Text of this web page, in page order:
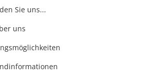
Sie uns...
uns